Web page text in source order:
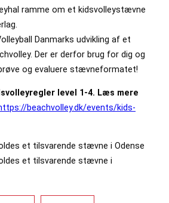
ramme om et kidsvolleystævne
Danmarks udvikling af et
Der er derfor brug for dig og
og evaluere stævneformatet!
level 1-4. Læs mere
beachvolley.dk/events/kids-
et tilsvarende stævne i Odense
et tilsvarende stævne i